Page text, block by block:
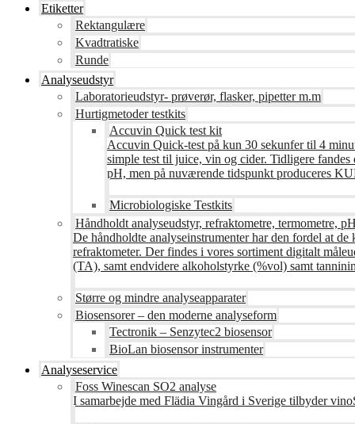
Etiketter
Rektangulære
Kvadtratiske
Runde
Analyseudstyr
Laboratorieudstyr- prøverør, flasker, pipetter m.m
Hurtigmetoder testkits
Accuvin Quick test kit
Accuvin Quick-test på kun 30 sekunfer til 4
simple test til juice, vin og cider. Tidligere
pH, men på nuværende tidspunkt produceres
Microbiologiske Testkits
Håndholdt analyseudstyr, refraktometre, termometre,
De håndholdte analyseinstrumenter har den fordel at
refraktometer. Der findes i vores sortiment digitalt
(TA), samt endvidere alkoholstyrke (%vol) samt
Større og mindre analyseapparater
Biosensorer – den moderne analyseform
Tectronik – Senzytec2 biosensor
BioLan biosensor instrumenter
Analyseservice
Foss Winescan SO2 analyse
I samarbejde med Flädia Vingård i Sverige tilbyder